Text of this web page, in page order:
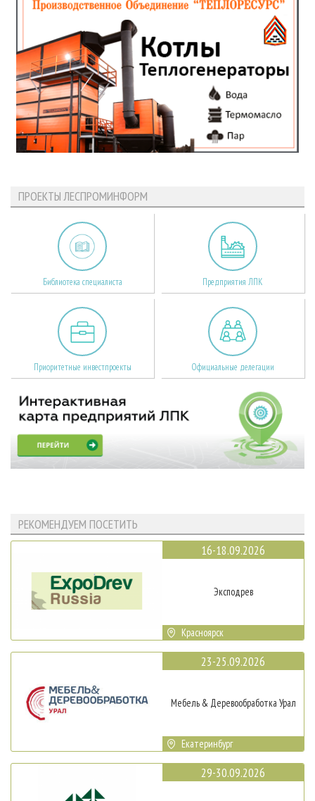
ПРОЕКТЫ ЛЕСПРОМИНФОРМ
Библиотека специалиста Предприятия ЛПК
Приоритетные инвестпроекты Официальные делегации
РЕКОМЕНДУЕМ ПОСЕТИТЬ
16-18.09.2026
Эксподрев
Красноярск
23-25.09.2026
Мебель & Деревообработка Урал
Екатеринбург
29-30.09.2026